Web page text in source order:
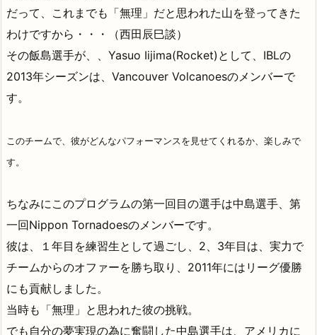
だって、これまでも「無理」だと思われた山を登ってきた
わけですから・・・（西田辰巳談）
その飯島選手が、、Yasuo Iijima(Rocket)として、IBLの
2013年シーズンは、Vancouver Volcanoesのメンバーで
す。
このチームで、彼がどんなパフォーマンスを見せてくれるか、楽しみで
す。
ちなみにこのプログラムの第一回目の選手は中島選手、第
一回Nippon Tornadoesのメンバーです。
彼は、１年目を練習生として過ごし、2、3年目は、実力で
チームからのオファーを勝ち取り、2011年にはリーグ優勝
にも貢献しました。
当時も「無理」と思われた彼の挑戦。
でも自分の夢実現の為に奮闘した中島選手は、アメリカに